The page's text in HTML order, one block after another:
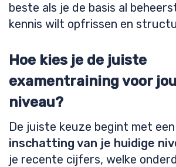
beste als je de basis al
kennis wilt opfrissen en
Hoe kies je de juiste
examentraining voor
niveau?
De juiste keuze begint met een
inschatting van je huidige
je recente cijfers, welke